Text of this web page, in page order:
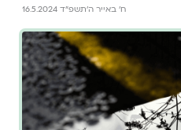
ח׳ באייר ה׳תשפ״ד 16.5.2024